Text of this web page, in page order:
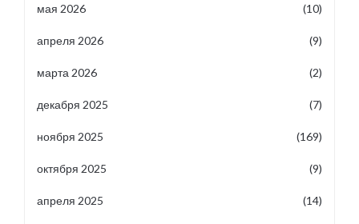
мая 2026 (10)
апреля 2026 (9)
марта 2026 (2)
декабря 2025 (7)
ноября 2025 (169)
октября 2025 (9)
апреля 2025 (14)